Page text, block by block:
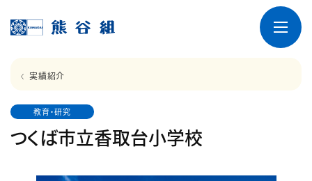
実績紹介
教育・研究
つくば市立香取台小学校